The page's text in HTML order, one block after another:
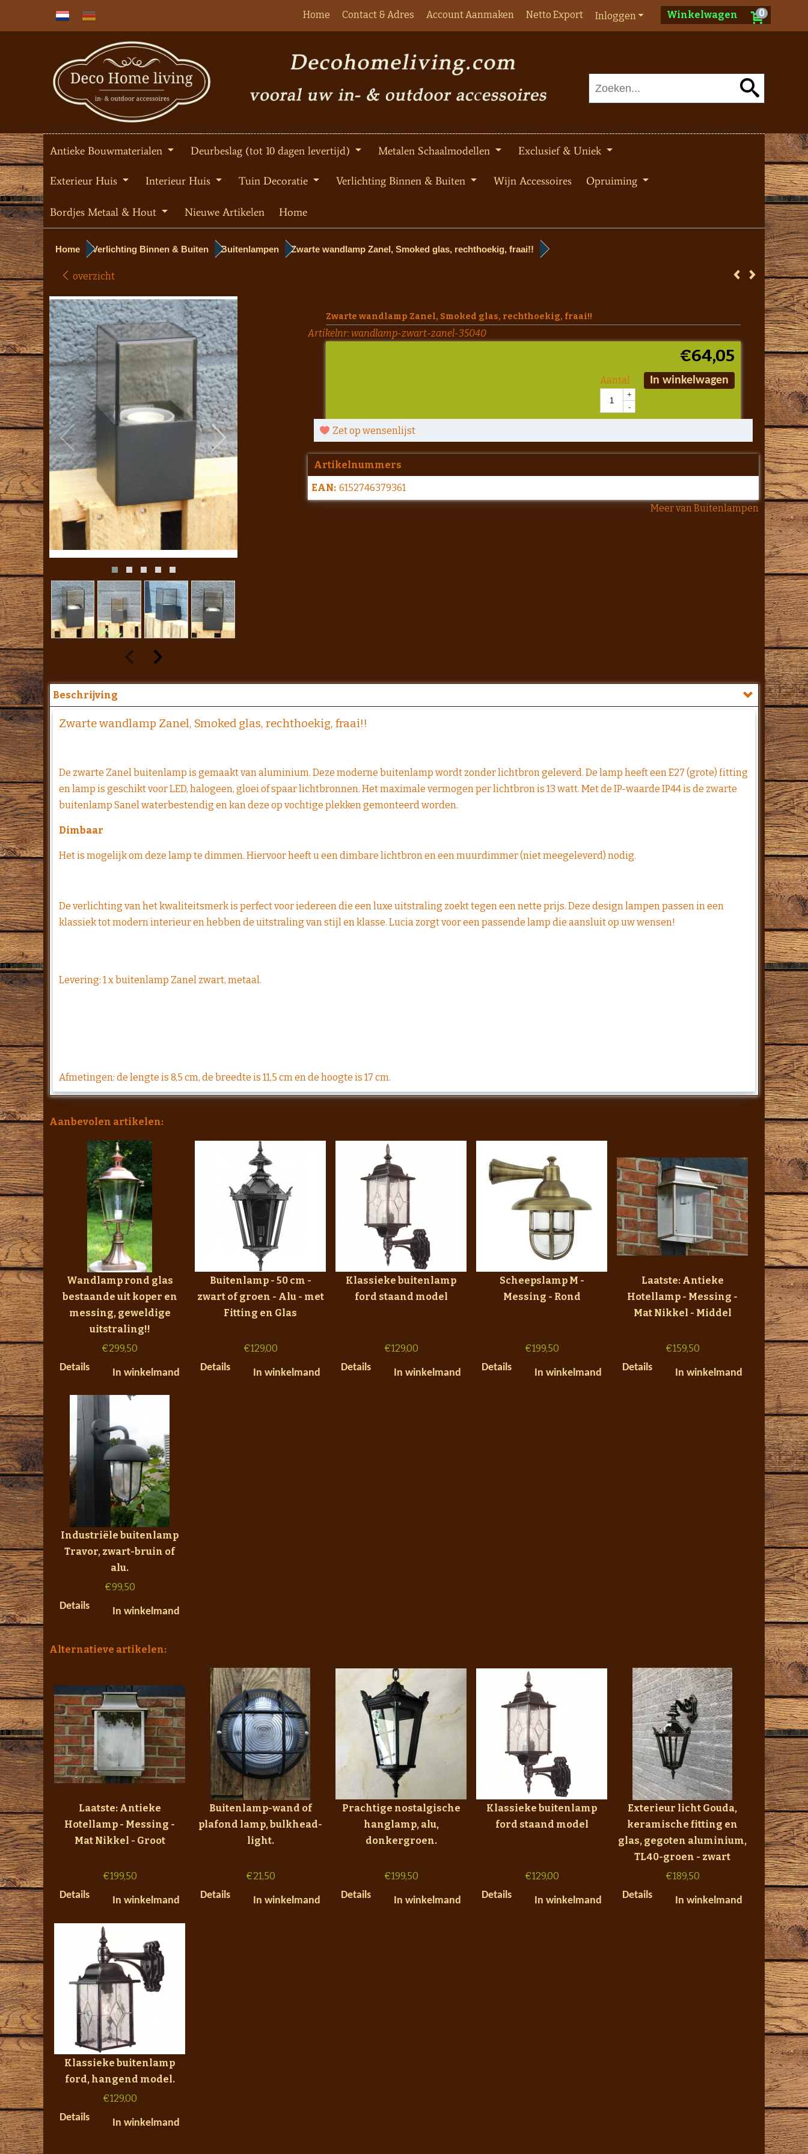
Winkelwagen 0
Inloggen
Home Contact & Adres Account Aanmaken Netto Export
Antieke Bouwmaterialen Deurbeslag (tot 10 dagen levertijd) Metalen Schaalmodellen Exclusief & Uniek
Exterieur Huis Interieur Huis Tuin Decoratie Verlichting Binnen & Buiten Wijn Accessoires Opruiming
Bordjes Metaal & Hout Nieuwe Artikelen Home
Home Verlichting Binnen & Buiten Buitenlampen Zwarte wandlamp Zanel, Smoked glas, rechthoekig, fraai!!
overzicht
Zwarte wandlamp Zanel, Smoked glas, rechthoekig, fraai!!
Artikelnr:wandlamp-zwart-zanel-35040
€64,05
Aantal
+
-
In winkelwagen
Zet op wensenlijst
Artikelnummers
EAN: 6152746379361
Meer van Buitenlampen
Beschrijving
Zwarte wandlamp Zanel, Smoked glas, rechthoekig, fraai!!
De zwarte Zanel buitenlamp is gemaakt van aluminium. Deze moderne buitenlamp wordt zonder lichtbron geleverd. De lamp heeft een E27 (grote) fitting
en lamp is geschikt voor LED, halogeen, gloei of spaar lichtbronnen. Het maximale vermogen per lichtbron is 13 watt. Met de IP-waarde IP44 is de zwarte
buitenlamp Sanel waterbestendig en kan deze op vochtige plekken gemonteerd worden.
Dimbaar
Het is mogelijk om deze lamp te dimmen. Hiervoor heeft u een dimbare lichtbron en een muurdimmer (niet meegeleverd) nodig.
De verlichting van het kwaliteitsmerk is perfect voor iedereen die een luxe uitstraling zoekt tegen een nette prijs. Deze design lampen passen in een
klassiek tot modern interieur en hebben de uitstraling van stijl en klasse. Lucia zorgt voor een passende lamp die aansluit op uw wensen!
Levering: 1 x buitenlamp Zanel zwart, metaal.
Afmetingen: de lengte is 8,5 cm, de breedte is 11,5 cm en de hoogte is 17 cm.
Aanbevolen artikelen:
Wandlamp rond glas
bestaande uit koper en
messing, geweldige
uitstraling!!
€299,50
Details
In winkelmand
Buitenlamp - 50 cm -
zwart of groen - Alu - met
Fitting en Glas
€129,00
Details
In winkelmand
Klassieke buitenlamp
ford staand model
€129,00
Details
In winkelmand
Scheepslamp M -
Messing - Rond
€199,50
Details
In winkelmand
Laatste: Antieke
Hotellamp - Messing -
Mat Nikkel - Middel
€159,50
Details
In winkelmand
Industriële buitenlamp
Travor, zwart-bruin of
alu.
€99,50
Details
In winkelmand
Alternatieve artikelen:
Laatste: Antieke
Hotellamp - Messing -
Mat Nikkel - Groot
€199,50
Details
In winkelmand
Buitenlamp-wand of
plafond lamp, bulkhead-
light.
€21,50
Details
In winkelmand
Prachtige nostalgische
hanglamp, alu,
donkergroen.
€199,50
Details
In winkelmand
Klassieke buitenlamp
ford staand model
€129,00
Details
In winkelmand
Exterieur licht Gouda,
keramische fitting en
glas, gegoten aluminium,
TL40-groen - zwart
€189,50
Details
In winkelmand
Klassieke buitenlamp
ford, hangend model.
€129,00
Details
In winkelmand